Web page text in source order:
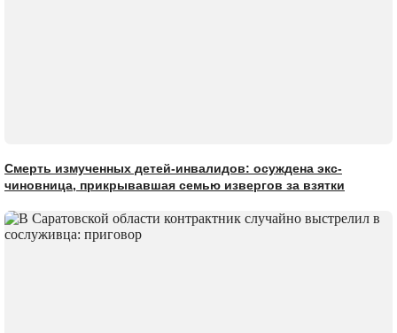
Смерть измученных детей-инвалидов: осуждена экс-
чиновница, прикрывавшая семью извергов за взятки